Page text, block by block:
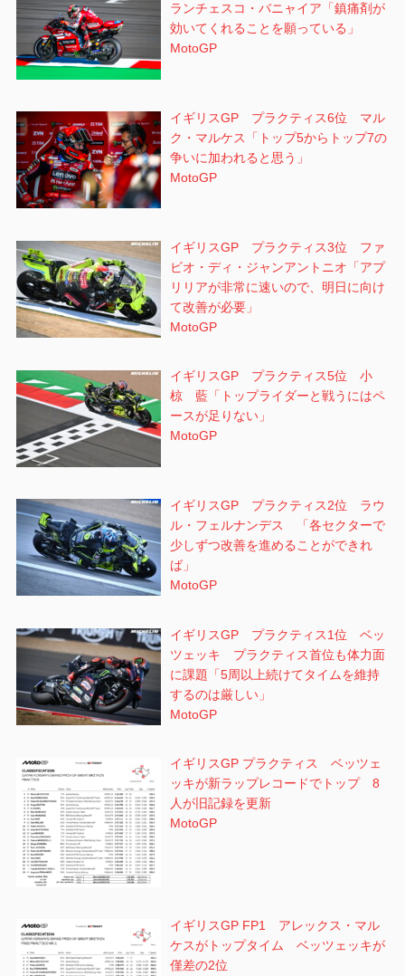
ランチェスコ・バニャイア「鎮痛剤が
効いてくれることを願っている」
MotoGP
イギリスGP プラクティス6位 マル
ク・マルケス「トップ5からトップ7の
争いに加われると思う」
MotoGP
イギリスGP プラクティス3位 ファ
ビオ・ディ・ジャンアントニオ「アプ
リリアが非常に速いので、明日に向け
て改善が必要」
MotoGP
イギリスGP プラクティス5位 小
椋 藍「トップライダーと戦うにはペ
ースが足りない」
MotoGP
イギリスGP プラクティス2位 ラウ
ル・フェルナンデス 「各セクターで
少しずつ改善を進めることができれ
ば」
MotoGP
イギリスGP プラクティス1位 ベッ
ツェッキ プラクティス首位も体力面
に課題「5周以上続けてタイムを維持
するのは厳しい」
MotoGP
イギリスGP プラクティス ベッツェ
ッキが新ラップレコードでトップ 8
人が旧記録を更新
MotoGP
イギリスGP FP1 アレックス・マル
ケスがトップタイム ベッツェッキが
僅差の2位